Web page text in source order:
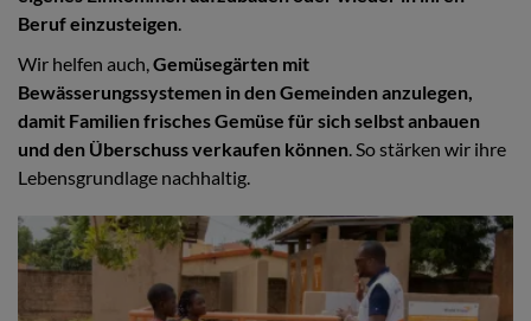
Beruf einzusteigen.
Wir helfen auch,Gemüsegärten mit
Bewässerungssystemen in den Gemeinden anzulegen,
damit Familien frisches Gemüse für sich selbst anbauen
und den Überschuss verkaufen können. So stärken wir ihre
Lebensgrundlage nachhaltig.